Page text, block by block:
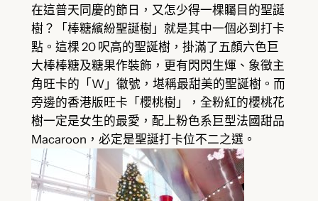
在這普天同慶的節日，又怎少得一棵矚目的聖誕
樹？「棒糖繽紛聖誕樹」就是其中一個必到打卡
點。這棵 20 呎高的聖誕樹，掛滿了五顏六色巨
大棒棒糖及糖果作裝飾，更有閃閃生煇、象徵主
角旺卡的「W」徽號，堪稱最甜美的聖誕樹。而
旁邊的香港版旺卡「櫻桃樹」，全粉紅的櫻桃花
樹一定是女生的最愛，配上粉色系巨型法國甜品
Macaroon，必定是聖誕打卡位不二之選。